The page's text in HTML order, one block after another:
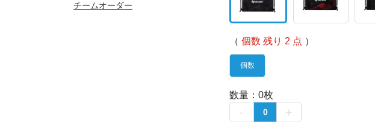
チームオーダー
（個数 残り 2 点 ）
個数
数量：0枚